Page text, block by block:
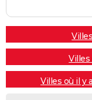
Villes
Villes où il y